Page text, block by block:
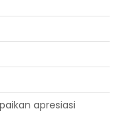
apresiasi